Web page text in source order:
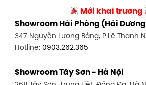
Mới khai trương
Showroom Hải Phòng (Hải
347 Nguyễn Lương Bằng, P.Lê Thanh
Hotline:0903.262.365
Showroom Tây Sơn - Hà Nội